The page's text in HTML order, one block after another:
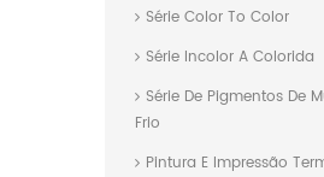
Série Color To Color
Série Incolor A Colorida
Série De Pigmentos De
Frio
Pintura E Impressão